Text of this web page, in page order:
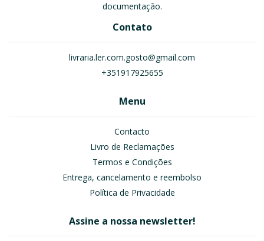
documentação.
Contato
livraria.ler.com.gosto@gmail.com
+351917925655
Menu
Contacto
Livro de Reclamações
Termos e Condições
Entrega, cancelamento e reembolso
Política de Privacidade
Assine a nossa newsletter!